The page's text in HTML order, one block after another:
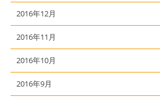
2016年12月
2016年11月
2016年10月
2016年9月